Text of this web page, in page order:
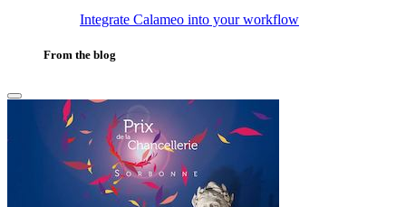
Integrate Calameo into your workflow
From the blog